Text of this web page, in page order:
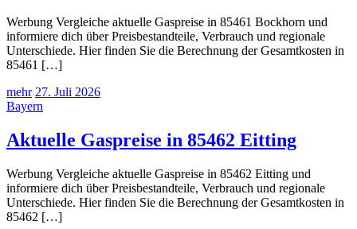
Werbung Vergleiche aktuelle Gaspreise in 85461 Bockhorn und
informiere dich über Preisbestandteile, Verbrauch und regionale
Unterschiede. Hier finden Sie die Berechnung der Gesamtkosten in
85461 […]
mehr 27. Juli 2026
Bayern
Aktuelle Gaspreise in 85462 Eitting
Werbung Vergleiche aktuelle Gaspreise in 85462 Eitting und
informiere dich über Preisbestandteile, Verbrauch und regionale
Unterschiede. Hier finden Sie die Berechnung der Gesamtkosten in
85462 […]